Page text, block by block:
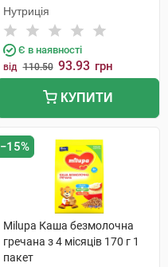
Нутриція
Є в наявності
від 110.50 93.93 грн
КУПИТИ
−15%
Milupa Каша безмолочна
гречана з 4 місяців 170 г 1
пакет